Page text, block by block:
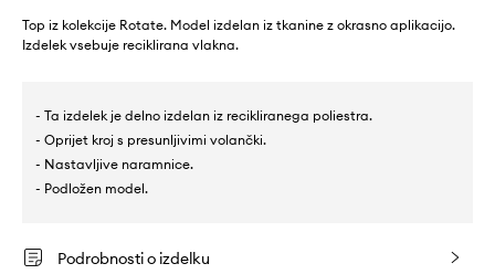
Top iz kolekcije Rotate. Model izdelan iz tkanine z okrasno aplikacijo.
Izdelek vsebuje reciklirana vlakna.
- Ta izdelek je delno izdelan iz recikliranega poliestra.
- Oprijet kroj s presunljivimi volančki.
- Nastavljive naramnice.
- Podložen model.
Podrobnosti o izdelku